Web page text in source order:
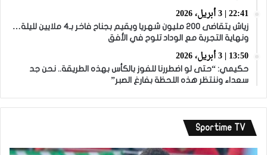
22:41 | 3 أبريل، 2026
زياش يتقاضى 200 مليون شهريا ويقيم بجناح فاخر بـ4 ملايين لليلة…
ونهاية التجربة مع الوداد تلوح في الأفق
13:50 | 3 أبريل، 2026
حكيمي: “حتى لو اضطررنا للفوز بالكأس بهذه الطريقة.. نحن جد
سعداء وننتظر هذه اللحظة بفارغ الصبر”
Sportime TV